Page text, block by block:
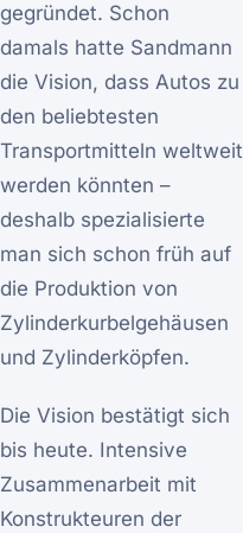
gegründet. Schon
damals hatte Sandmann
die Vision, dass Autos zu
den beliebtesten
Transportmitteln weltweit
werden könnten –
deshalb spezialisierte
man sich schon früh auf
die Produktion von
Zylinderkurbelgehäusen
und Zylinderköpfen.
Die Vision bestätigt sich
bis heute. Intensive
Zusammenarbeit mit
Konstrukteuren der